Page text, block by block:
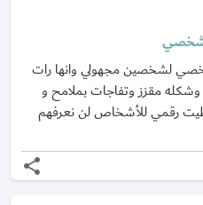
لشخصين مجهولي وانها رات
مقزز وتفاجات بملامح و
رقمي للأشخاص لن نعرفهم
share